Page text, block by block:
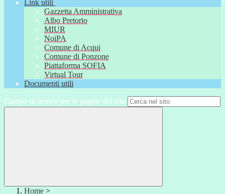
Link utili
Gazzetta Amministrativa
Albo Pretorio
MIUR
NoiPA
Comune di Acqui
Comune di Ponzone
Piattaforma SOFIA
Virtual Tour
Documenti utili
Campo di ricerca per le pagine del sito
Home >